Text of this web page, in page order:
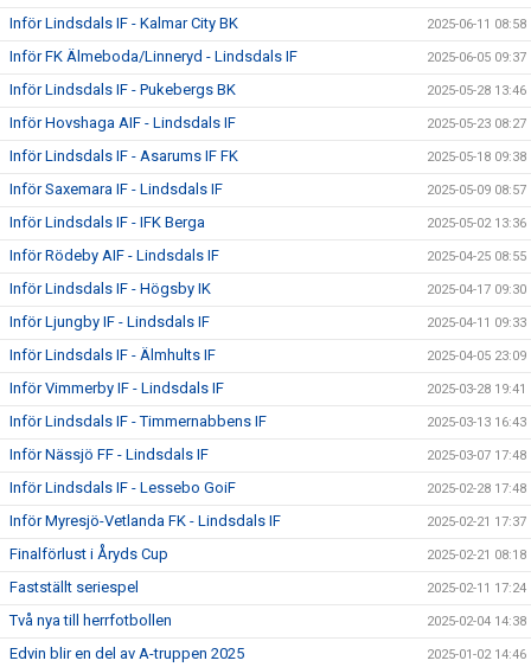
Inför Lindsdals IF - Kalmar City BK 2025-06-11 08:58
Inför FK Älmeboda/Linneryd - Lindsdals IF 2025-06-05 09:37
Inför Lindsdals IF - Pukebergs BK 2025-05-28 13:46
Inför Hovshaga AIF - Lindsdals IF 2025-05-23 08:27
Inför Lindsdals IF - Asarums IF FK 2025-05-18 09:38
Inför Saxemara IF - Lindsdals IF 2025-05-09 08:57
Inför Lindsdals IF - IFK Berga 2025-05-02 13:36
Inför Rödeby AIF - Lindsdals IF 2025-04-25 08:55
Inför Lindsdals IF - Högsby IK 2025-04-17 09:30
Inför Ljungby IF - Lindsdals IF 2025-04-11 09:33
Inför Lindsdals IF - Älmhults IF 2025-04-05 23:09
Inför Vimmerby IF - Lindsdals IF 2025-03-28 19:41
Inför Lindsdals IF - Timmernabbens IF 2025-03-13 16:43
Inför Nässjö FF - Lindsdals IF 2025-03-07 17:48
Inför Lindsdals IF - Lessebo GoiF 2025-02-28 17:48
Inför Myresjö-Vetlanda FK - Lindsdals IF 2025-02-21 17:37
Finalförlust i Åryds Cup 2025-02-21 08:18
Fastställt seriespel 2025-02-11 17:24
Två nya till herrfotbollen 2025-02-04 14:38
Edvin blir en del av A-truppen 2025 2025-01-02 14:46